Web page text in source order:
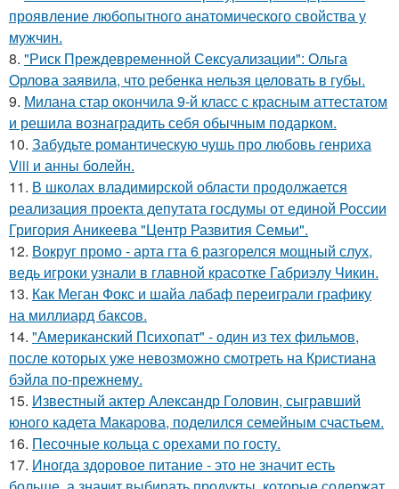
проявление любопытного анатомического свойства у
мужчин.
8. "Риск Преждевременной Сексуализации": Ольга
Орлова заявила, что ребенка нельзя целовать в губы.
9. Милана стар окончила 9-й класс с красным аттестатом
и решила вознаградить себя обычным подарком.
10. Забудьте романтическую чушь про любовь генриха
Viii и анны болейн.
11. В школах владимирской области продолжается
реализация проекта депутата госдумы от единой России
Григория Аникеева "Центр Развития Семьи".
12. Вокруг промо - арта гта 6 разгорелся мощный слух,
ведь игроки узнали в главной красотке Габриэлу Чикин.
13. Как Меган Фокс и шайа лабаф переиграли графику
на миллиард баксов.
14. "Американский Психопат" - один из тех фильмов,
после которых уже невозможно смотреть на Кристиана
бэйла по-прежнему.
15. Известный актер Александр Головин, сыгравший
юного кадета Макарова, поделился семейным счастьем.
16. Песочные кольца с орехами по госту.
17. Иногда здоровое питание - это не значит есть